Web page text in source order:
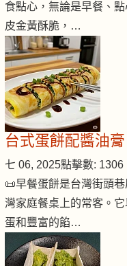
食點心，無論是早餐、
皮金黃酥脆，…
台式蛋餅配醬油膏
七 06, 2025點擊數: 1306
📜早餐蛋餅是台灣街頭
灣家庭餐桌上的常客。
蛋和豐富的餡…